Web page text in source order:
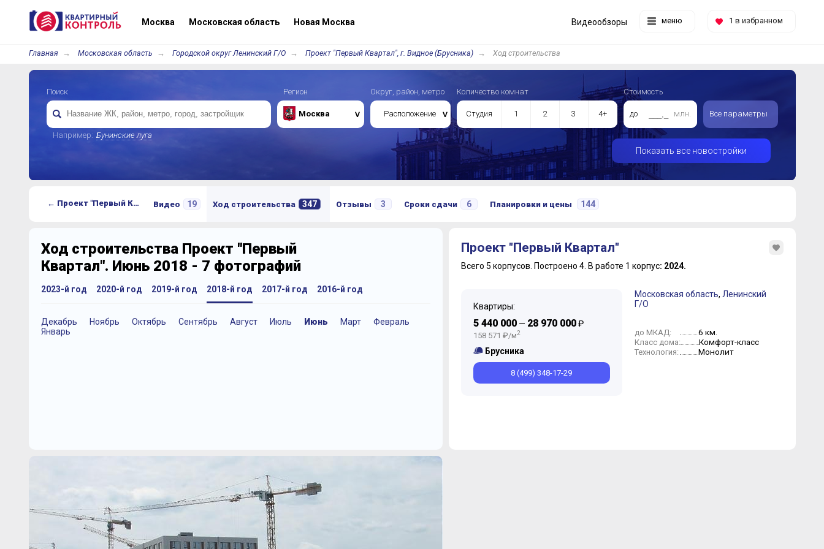
Москва Московская область Новая Москва меню 1 в избранном
Видеообзоры
Главная Московская область Городской округ Ленинский Г/О Проект "Первый Квартал", г. Видное (Брусника) Ход строительства
Поиск
Например: Бунинские луга
Регион
Москва
Округ, район, метро
Расположение
Количество комнат
Студия 1 2 3 4+
Стоимость
до млн. Все параметры
Показать все новостройки
← Проект "Первый Квартал" Видео 19 Ход строительства 347 Отзывы 3 Сроки сдачи 6 Планировки и цены 144
Ход строительства Проект "Первый
Квартал". Июнь 2018 - 7 фотографий
2023-й год
Сентябрь Июнь Апрель
2020-й год
Июнь
2019-й год
Декабрь Ноябрь Октябрь
Февраль
Январь
2018-й год
Декабрь Ноябрь Октябрь Сентябрь Август Июль Июнь Март
Февраль
Январь
2017-й год
Декабрь Ноябрь Август
Январь
2016-й год
Декабрь Ноябрь
Проект "Первый Квартал"
Всего 5 корпусов. Построено 4. В работе 1 корпус: 2024.
Квартиры:
5 440 000— 28 970 000₽
158 571 ₽/м2
Брусника
8 (499) 348-17-29
Московская область, Ленинский
Г/О
до МКАД: 6 км.
Класс дома: Комфорт-класс
Технология: Монолит